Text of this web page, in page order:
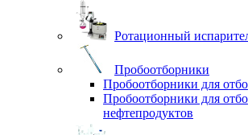
Ротационный
Пробоотборники
Пробоотборники для
Пробоотборники для
нефтепродуктов